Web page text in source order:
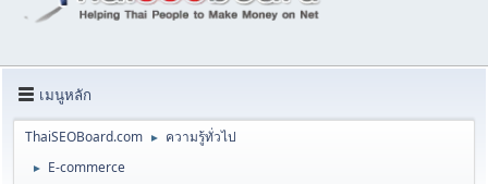
เมนูหลัก
ThaiSEOBoard.com ► ความรู้ทั่วไป
►
E-commerce